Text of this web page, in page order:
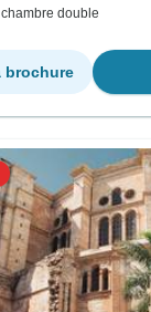
double
brochure